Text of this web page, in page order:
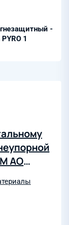
-
1
АО
АТ, КК
«АНХК»